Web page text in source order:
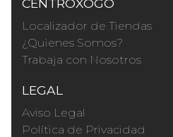
CENTROXOGO
Localizador de Tiendas
¿Quienes Somos?
Trabaja con Nosotros
LEGAL
Aviso Legal
Política de Privacidad